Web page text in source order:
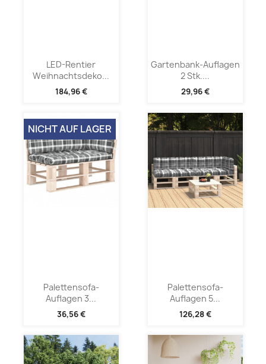
LED-Rentier
Weihnachtsdeko...
184,96 €
Gartenbank-Auflagen
2 Stk....
29,96 €
Palettensofa-
Auflagen 3...
36,56 €
NICHT AUF LAGER
Palettensofa-
Auflagen 5...
126,28 €